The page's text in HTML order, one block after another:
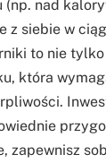
(np. nad
z siebie w
to nie
która
zapewnisz